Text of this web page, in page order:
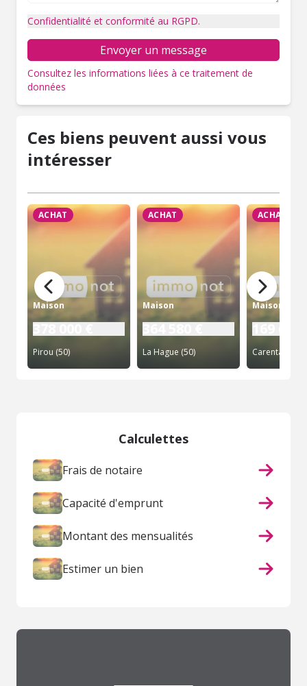
Confidentialité et conformité au RGPD.
Envoyer un message
Consultez les informations liées à ce traitement de
données
Ces biens peuvent aussi vous
intéresser
ACHAT
Maison
378 000 €
Pirou (50)
ACHAT
Maison
364 580 €
La Hague (50)
ACHAT
Maison
169 600
Calculettes
Frais de notaire
Capacité d'emprunt
Montant des mensualités
Estimer un bien